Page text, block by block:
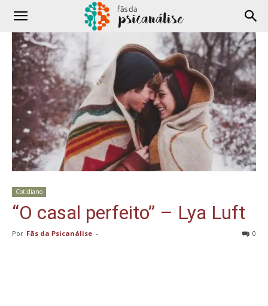
Cotidiano
“O casal perfeito” – Lya Luft
Por Fãs da Psicanálise - 0